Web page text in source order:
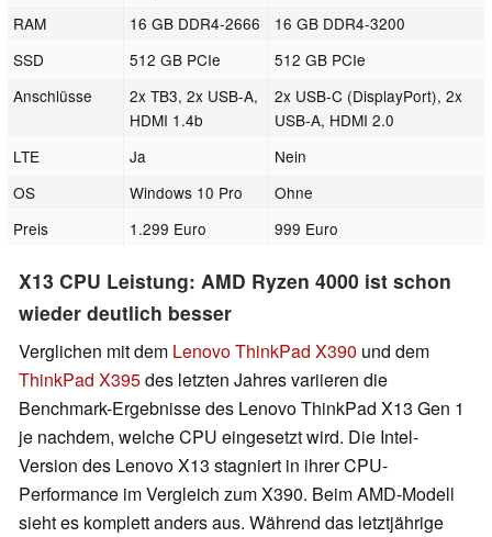
RAM 16 GB DDR4-2666
16 GB DDR4-3200
SSD
512 GB PCIe
512 GB PCIe
Anschlüsse
2x TB3, 2x USB-A,
HDMI 1.4b
2x USB-C (DisplayPort), 2x
USB-A, HDMI 2.0
LTE
Ja
Nein
OS
Windows 10 Pro
Ohne
Preis
1.299 Euro 999 Euro
X13 CPU Leistung: AMD Ryzen 4000 ist schon
wieder deutlich besser
Verglichen mit dem Lenovo ThinkPad X390 und dem
ThinkPad X395des letzten Jahres variieren die
Benchmark-Ergebnisse des Lenovo ThinkPad X13 Gen 1
je nachdem, welche CPU eingesetzt wird. Die Intel-
Version des Lenovo X13 stagniert in ihrer CPU-
Performance im Vergleich zum X390. Beim AMD-Modell
sieht es komplett anders aus. Während das letztjährige